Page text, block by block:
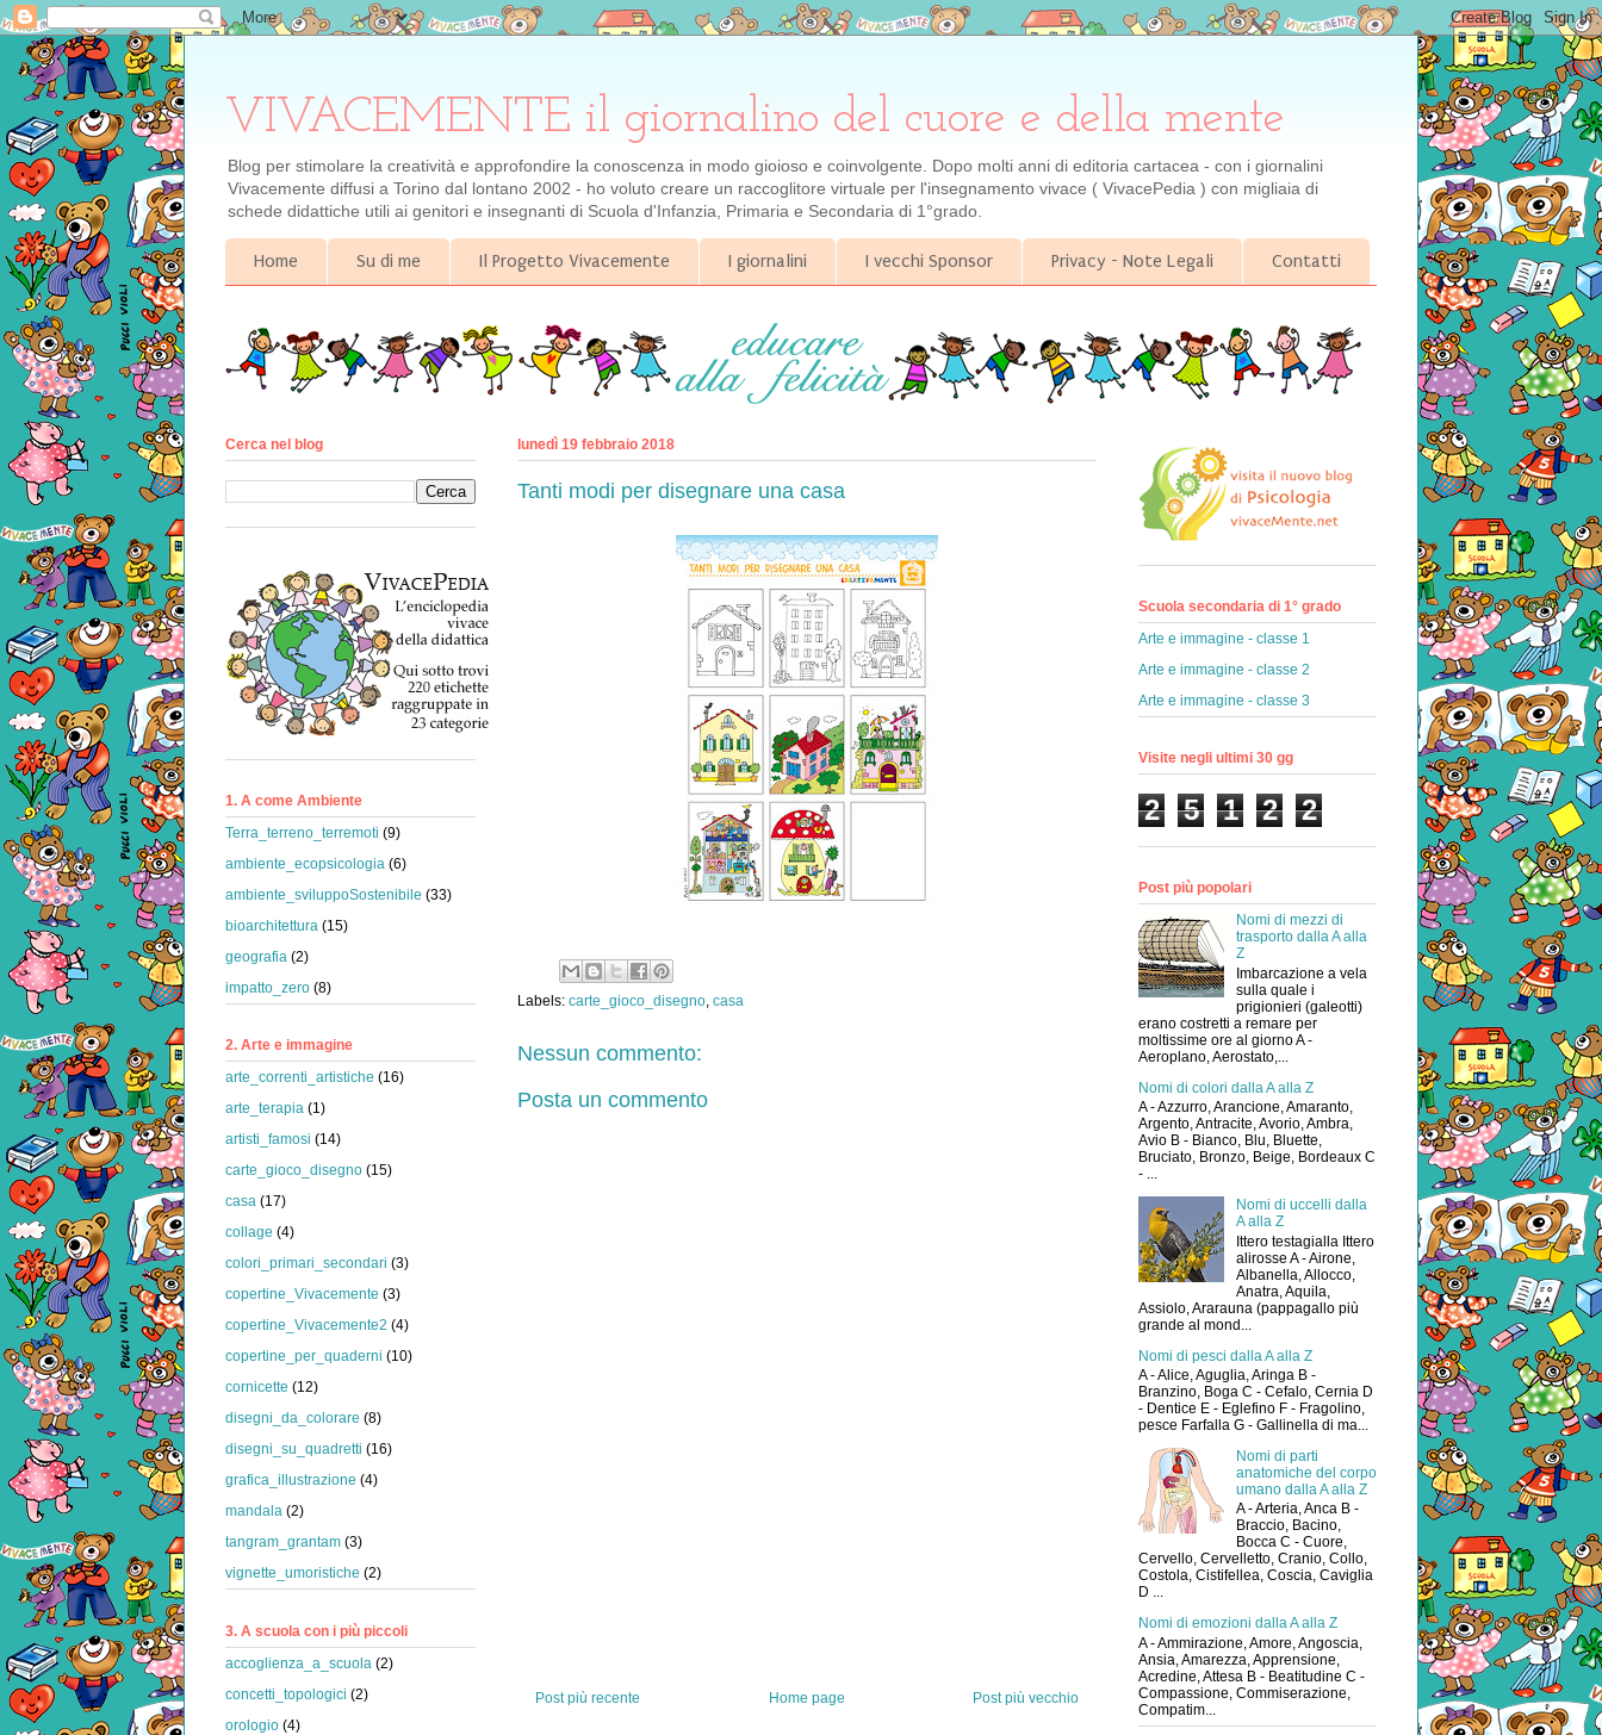
VIVACEMENTE il giornalino del cuore e della mente
Blog per stimolare la creatività e approfondire la conoscenza in modo gioioso e coinvolgente. Dopo molti anni di editoria cartacea - con i giornalini
Vivacemente diffusi a Torino dal lontano 2002 - ho voluto creare un raccoglitore virtuale per l'insegnamento vivace ( VivacePedia ) con migliaia di
schede didattiche utili ai genitori e insegnanti di Scuola d'Infanzia, Primaria e Secondaria di 1°grado.
Home Su di me Il Progetto Vivacemente I giornalini I vecchi Sponsor Privacy - Note Legali Contatti
lunedì 19 febbraio 2018
Tanti modi per disegnare una casa
Labels: carte_gioco_disegno, casa
Nessun commento:
Posta un commento
Post più recente Post più vecchio
Home page
Cerca nel blog
1. A come Ambiente
Terra_terreno_terremoti (9)
ambiente_ecopsicologia (6)
ambiente_sviluppoSostenibile (33)
bioarchitettura (15)
geografia (2)
impatto_zero (8)
2. Arte e immagine
arte_correnti_artistiche (16)
arte_terapia (1)
artisti_famosi (14)
carte_gioco_disegno (15)
casa (17)
collage (4)
colori_primari_secondari (3)
copertine_Vivacemente (3)
copertine_Vivacemente2 (4)
copertine_per_quaderni (10)
cornicette (12)
disegni_da_colorare (8)
disegni_su_quadretti (16)
grafica_illustrazione (4)
mandala (2)
tangram_grantam (3)
vignette_umoristiche (2)
3. A scuola con i più piccoli
accoglienza_a_scuola (2)
concetti_topologici (2)
orologio (4)
Scuola secondaria di 1° grado
Arte e immagine - classe 1
Arte e immagine - classe 2
Arte e immagine - classe 3
Visite negli ultimi 30 gg
2 5 1 2 2
Post più popolari
Nomi di mezzi di
trasporto dalla A alla
Z
Imbarcazione a vela
sulla quale i
prigionieri (galeotti)
erano costretti a remare per
moltissime ore al giorno A -
Aeroplano, Aerostato,...
Nomi di colori dalla A alla Z
A - Azzurro, Arancione, Amaranto,
Argento, Antracite, Avorio, Ambra,
Avio B - Bianco, Blu, Bluette,
Bruciato, Bronzo, Beige, Bordeaux C
- ...
Nomi di uccelli dalla
A alla Z
Ittero testagialla Ittero
alirosse A - Airone,
Albanella, Allocco,
Anatra, Aquila,
Assiolo, Ararauna (pappagallo più
grande al mond...
Nomi di pesci dalla A alla Z
A - Alice, Aguglia, Aringa B -
Branzino, Boga C - Cefalo, Cernia D
- Dentice E - Eglefino F - Fragolino,
pesce Farfalla G - Gallinella di ma...
Nomi di parti
anatomiche del corpo
umano dalla A alla Z
A - Arteria, Anca B -
Braccio, Bacino,
Bocca C - Cuore,
Cervello, Cervelletto, Cranio, Collo,
Costola, Cistifellea, Coscia, Caviglia
D ...
Nomi di emozioni dalla A alla Z
A - Ammirazione, Amore, Angoscia,
Ansia, Amarezza, Apprensione,
Acredine, Attesa B - Beatitudine C -
Compassione, Commiserazione,
Compatim...